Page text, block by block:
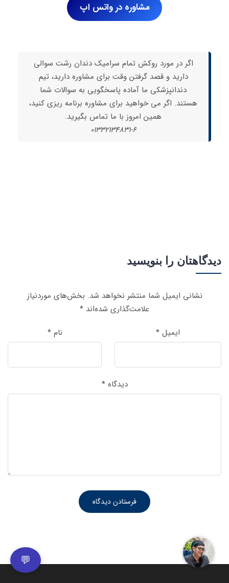
مشاوره در واتس اپ
اگر در مورد روکش تمام سرامیک دندان رشت سوالی
دارید و قصد گرفتن وقت برای مشاوره دارید، تیم
دندانپزشکی ما آماده پاسخگویی به سوالات شما
هستند. اگر می خواهید برای مشاوره برنامه ریزی کنید،
همین امروز با ما تماس بگیرید.
01332134831-6
دیدگاهتان را بنویسید
نشانی ایمیل شما منتشر نخواهد شد. بخش‌های موردنیاز
علامت‌گذاری شده‌اند *
نام* ایمیل *
دیدگاه*
💬